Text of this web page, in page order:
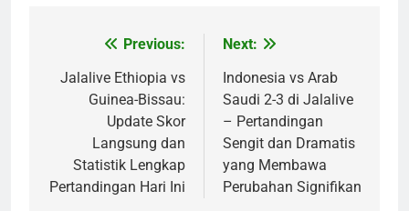
navigation
Previous:
Jalalive Ethiopia vs
Guinea-Bissau:
Update Skor
Langsung dan
Statistik Lengkap
Pertandingan Hari Ini
Next:
Indonesia vs Arab
Saudi 2-3 di Jalalive
– Pertandingan
Sengit dan Dramatis
yang Membawa
Perubahan Signifikan